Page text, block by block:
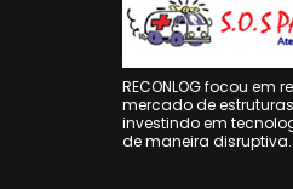
RECONLOG focou em
mercado de
investindo em
de maneira disruptiva.